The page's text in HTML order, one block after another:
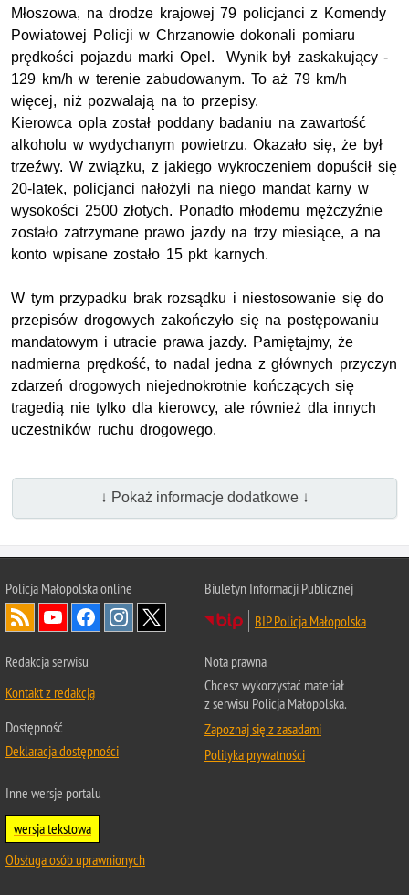
Młoszowa, na drodze krajowej 79 policjanci z Komendy
Powiatowej Policji w Chrzanowie dokonali pomiaru
prędkości pojazdu marki Opel. Wynik był zaskakujący -
129 km/h w terenie zabudowanym. To aż 79 km/h
więcej, niż pozwalają na to przepisy.
Kierowca opla został poddany badaniu na zawartość
alkoholu w wydychanym powietrzu. Okazało się, że był
trzeźwy. W związku, z jakiego wykroczeniem dopuścił się
20-latek, policjanci nałożyli na niego mandat karny w
wysokości 2500 złotych. Ponadto młodemu mężczyźnie
zostało zatrzymane prawo jazdy na trzy miesiące, a na
konto wpisane zostało 15 pkt karnych.
W tym przypadku brak rozsądku i niestosowanie się do
przepisów drogowych zakończyło się na postępowaniu
mandatowym i utracie prawa jazdy. Pamiętajmy, że
nadmierna prędkość, to nadal jedna z głównych przyczyn
zdarzeń drogowych niejednokrotnie kończących się
tragedią nie tylko dla kierowcy, ale również dla innych
uczestników ruchu drogowego.
↓ Pokaż informacje dodatkowe ↓
Policja Małopolska online
Biuletyn Informacji Publicznej
BIP Policja Małopolska
Redakcja serwisu
Kontakt z redakcją
Dostępność
Deklaracja dostępności
Nota prawna
Chcesz wykorzystać materiał
z serwisu Policja Małopolska.
Zapoznaj się z zasadami
Polityka prywatności
Inne wersje portalu
wersja tekstowa
Obsługa osób uprawnionych